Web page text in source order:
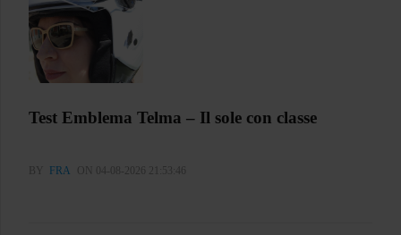
Test Emblema Telma – Il sole con classe
BY FRA ON 04-08-2026 21:53:46